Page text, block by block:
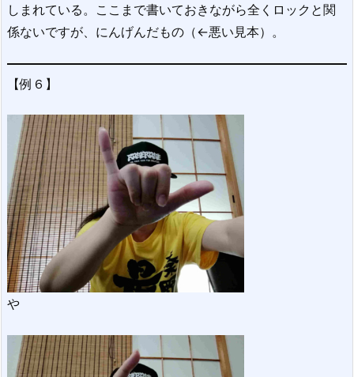
しまれている。ここまで書いておきながら全くロックと関
係ないですが、にんげんだもの（←悪い見本）。
【例６】
や